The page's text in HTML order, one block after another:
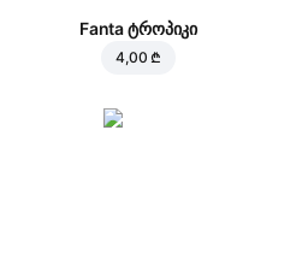
Fanta ტროპიკი
4,00 ₾